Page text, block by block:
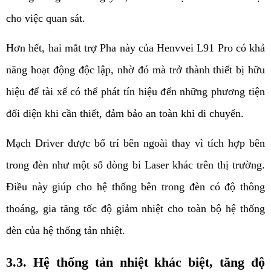
cho việc quan sát.
Hơn hết, hai mắt trợ Pha này của Henvvei L91 Pro có khả
năng hoạt động độc lập, nhờ đó mà trở thành thiết bị hữu
hiệu để tài xế có thể phát tín hiệu đến những phương tiện
đối diện khi cần thiết, đảm bảo an toàn khi di chuyển.
Mạch Driver được bố trí bên ngoài thay vì tích hợp bên
trong đèn như một số dòng bi Laser khác trên thị trường.
Điều này giúp cho hệ thống bên trong đèn có độ thông
thoáng, gia tăng tốc độ giảm nhiệt cho toàn bộ hệ thống
đèn của hệ thống tản nhiệt.
3.3. Hệ thống tản nhiệt khác biệt, tăng độ